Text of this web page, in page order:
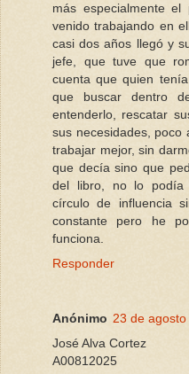
más especialmente
venido trabajando en
casi dos años llegó y
jefe, que tuve que
cuenta que quien
que buscar dentro
entenderlo, rescatar
sus necesidades, poco
trabajar mejor, sin
que decía sino que
del libro, no lo podía
círculo de influencia
constante pero he
funciona.
Responder
Anónimo 23 de
José Alva Cortez
A00812025